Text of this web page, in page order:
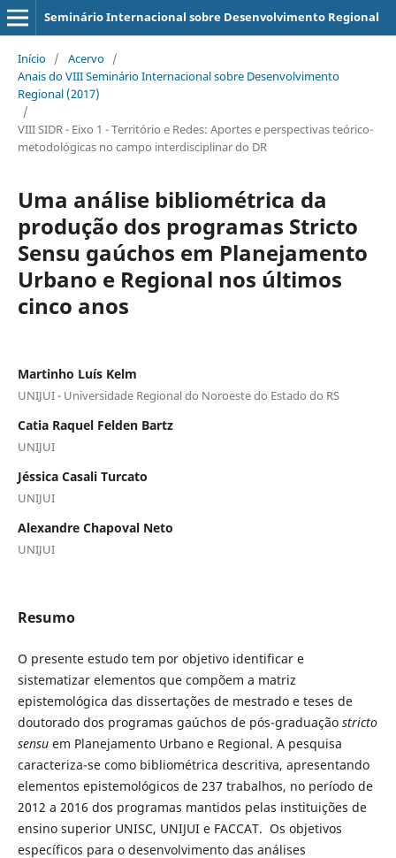
Seminário Internacional sobre Desenvolvimento Regional
Início / Acervo /
Anais do VIII Seminário Internacional sobre Desenvolvimento
Regional (2017)
/
VIII SIDR - Eixo 1 - Território e Redes: Aportes e perspectivas teórico-
metodológicas no campo interdisciplinar do DR
Uma análise bibliométrica da
produção dos programas Stricto
Sensu gaúchos em Planejamento
Urbano e Regional nos últimos
cinco anos
Martinho Luís Kelm
UNIJUI - Universidade Regional do Noroeste do Estado do RS
Catia Raquel Felden Bartz
UNIJUI
Jéssica Casali Turcato
UNIJUI
Alexandre Chapoval Neto
UNIJUI
Resumo
O presente estudo tem por objetivo identificar e
sistematizar elementos que compõem a matriz
epistemológica das dissertações de mestrado e teses de
doutorado dos programas gaúchos de pós-graduação stricto
sensuem Planejamento Urbano e Regional. A pesquisa
caracteriza-se como bibliométrica descritiva, apresentando
elementos epistemológicos de 237 trabalhos, no período de
2012 a 2016 dos programas mantidos pelas instituições de
ensino superior UNISC, UNIJUI e FACCAT. Os objetivos
específicos para o desenvolvimento das análises